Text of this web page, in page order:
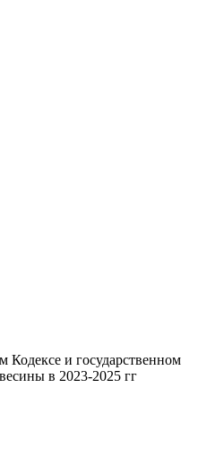
Кодексе и государственном
в 2023-2025 гг